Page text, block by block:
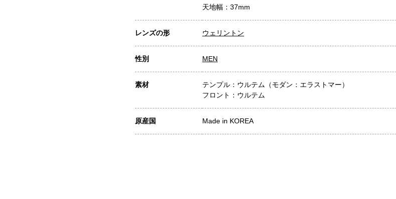
天地幅：37mm
レンズの形 ウェリントン
性別 MEN
素材
テンプル：ウルテム（モダン：エラストマー）
フロント：ウルテム
原産国 Made in KOREA